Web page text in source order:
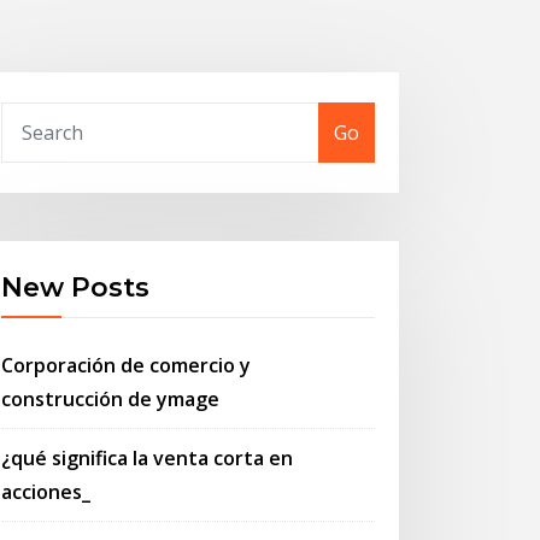
Go
New Posts
Corporación de comercio y
construcción de ymage
¿qué significa la venta corta en
acciones_